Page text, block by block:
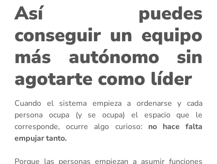
Así puedes
conseguir un equipo
más autónomo sin
agotarte como líder
Cuando el sistema empieza a ordenarse y cada
persona ocupa (y se ocupa) el espacio que le
corresponde, ocurre algo curioso: no hace falta
empujar tanto.
Porque las personas empiezan a asumir funciones